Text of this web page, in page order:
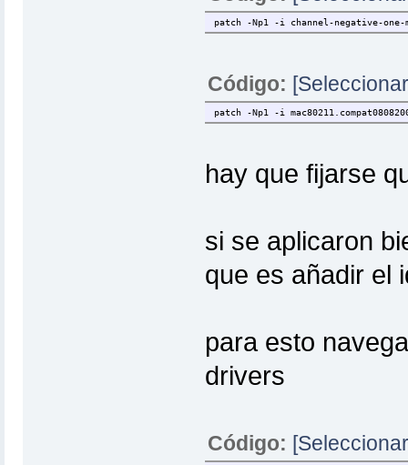
patch -Np1 -i channel-negative-one-
Código:
patch -Np1 -i
hay que fijarse
si se aplicaron
que es añadir el
para esto
drivers
Código: